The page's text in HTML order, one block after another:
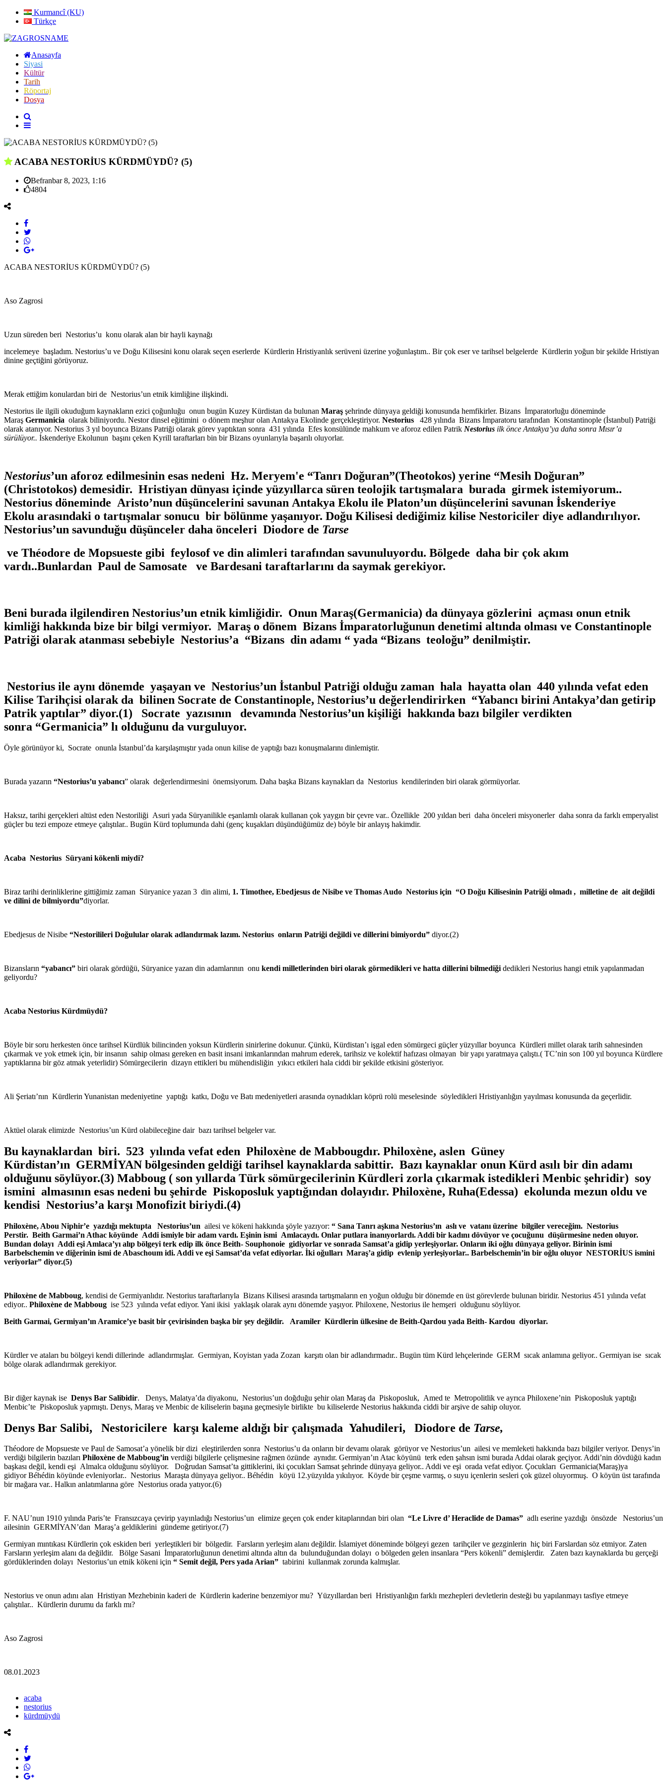
Kurmancî (KU)
Türkçe
Anasayfa
Siyasi
Kültür
Tarih
Röportaj
Dosya
ACABA NESTORİUS KÜRDMÜYDÜ? (5)
Befranbar 8, 2023, 1:16
4804
ACABA NESTORİUS KÜRDMÜYDÜ? (5)
Aso Zagrosi
Uzun süreden beri Nestorius’u konu olarak alan bir hayli kaynağı
incelemeye başladım. Nestorius’u ve Doğu Kilisesini konu olarak seçen eserlerde Kürdlerin Hristiyanlık serüveni üzerine yoğunlaştım.. Bir çok eser ve tarihsel belgelerde Kürdlerin yoğun bir şekilde Hristiyan
dinine geçtiğini görüyoruz.
Merak ettiğim konulardan biri de Nestorius’un etnik kimliğine ilişkindi.
Nestorius ile ilgili okuduğum kaynakların ezici çoğunluğu onun bugün Kuzey Kürdistan da bulunan Maraş şehrinde dünyaya geldiği konusunda hemfikirler. Bizans İmparatorluğu döneminde
Maraş Germanicia olarak biliniyordu. Nestor dinsel eğitimini o dönem meşhur olan Antakya Ekolinde gerçekleştiriyor. Nestorius 428 yılında Bizans İmparatoru tarafından Konstantinople (İstanbul) Patriği
olarak atanıyor. Nestorius 3 yıl boyunca Bizans Patriği olarak görev yaptıktan sonra 431 yılında Efes konsülünde mahkum ve aforoz edilen Patrik Nestorius ilk önce Antakya’ya daha sonra Mısır’a
sürülüyor.. İskenderiye Ekolunun başını çeken Kyrill taraftarları bin bir Bizans oyunlarıyla başarılı oluyorlar.
Nestorius’un aforoz edilmesinin esas nedeni Hz. Meryem'e “Tanrı Doğuran”(Theotokos) yerine “Mesih Doğuran”
(Christotokos) demesidir. Hristiyan dünyası içinde yüzyıllarca süren teolojik tartışmalara burada girmek istemiyorum..
Nestorius döneminde Aristo’nun düşüncelerini savunan Antakya Ekolu ile Platon’un düşüncelerini savunan İskenderiye
Ekolu arasındaki o tartışmalar sonucu bir bölünme yaşanıyor. Doğu Kilisesi dediğimiz kilise Nestoriciler diye adlandırılıyor.
Nestorius’un savunduğu düşünceler daha önceleri Diodore de Tarse
ve Théodore de Mopsueste gibi feylosof ve din alimleri tarafından savunuluyordu. Bölgede daha bir çok akım
vardı..Bunlardan Paul de Samosate ve Bardesani taraftarlarını da saymak gerekiyor.
Beni burada ilgilendiren Nestorius’un etnik kimliğidir. Onun Maraş(Germanicia) da dünyaya gözlerini açması onun etnik
kimliği hakkında bize bir bilgi vermiyor. Maraş o dönem Bizans İmparatorluğunun denetimi altında olması ve Constantinople
Patriği olarak atanması sebebiyle Nestorius’a “Bizans din adamı “ yada “Bizans teoloğu” denilmiştir.
Nestorius ile aynı dönemde yaşayan ve Nestorius’un İstanbul Patriği olduğu zaman hala hayatta olan 440 yılında vefat eden
Kilise Tarihçisi olarak da bilinen Socrate de Constantinople, Nestorius’u değerlendirirken “Yabancı birini Antakya’dan getirip
Patrik yaptılar” diyor.(1) Socrate yazısının devamında Nestorius’un kişiliği hakkında bazı bilgiler verdikten
sonra “Germanicia” lı olduğunu da vurguluyor.
Öyle görünüyor ki, Socrate onunla İstanbul’da karşılaşmıştır yada onun kilise de yaptığı bazı konuşmalarını dinlemiştir.
Burada yazarın “Nestorius’u yabancı” olarak değerlendirmesini önemsiyorum. Daha başka Bizans kaynakları da Nestorius kendilerinden biri olarak görmüyorlar.
Haksız, tarihi gerçekleri altüst eden Nestoriliği Asuri yada Süryanilikle eşanlamlı olarak kullanan çok yaygın bir çevre var.. Özellikle 200 yıldan beri daha önceleri misyonerler daha sonra da farklı emperyalist
güçler bu tezi empoze etmeye çalıştılar.. Bugün Kürd toplumunda dahi (genç kuşakları düşündüğümüz de) böyle bir anlayış hakimdir.
Acaba Nestorius Süryani kökenli miydi?
Biraz tarihi derinliklerine gittiğimiz zaman Süryanice yazan 3 din alimi, 1. Timothee, Ebedjesus de Nisibe ve Thomas Audo Nestorius için “O Doğu Kilisesinin Patriği olmadı , milletine de ait değildi
ve dilini de bilmiyordu”diyorlar.
Ebedjesus de Nisibe “Nestorilileri Doğulular olarak adlandırmak lazım. Nestorius onların Patriği değildi ve dillerini bimiyordu” diyor.(2)
Bizansların “yabancı” biri olarak gördüğü, Süryanice yazan din adamlarının onu kendi milletlerinden biri olarak görmedikleri ve hatta dillerini bilmediği dedikleri Nestorius hangi etnik yapılanmadan
geliyordu?
Acaba Nestorius Kürdmüydü?
Böyle bir soru herkesten önce tarihsel Kürdlük bilincinden yoksun Kürdlerin sinirlerine dokunur. Çünkü, Kürdistan’ı işgal eden sömürgeci güçler yüzyıllar boyunca Kürdleri millet olarak tarih sahnesinden
çıkarmak ve yok etmek için, bir insanın sahip olması gereken en basit insani imkanlarından mahrum ederek, tarihsiz ve kolektif hafızası olmayan bir yapı yaratmaya çalıştı.( TC’nin son 100 yıl boyunca Kürdlere
yaptıklarına bir göz atmak yeterlidir) Sömürgecilerin dizayn ettikleri bu mühendisliğin yıkıcı etkileri hala ciddi bir şekilde etkisini gösteriyor.
Ali Şeriatı’nın Kürdlerin Yunanistan medeniyetine yaptığı katkı, Doğu ve Batı medeniyetleri arasında oynadıkları köprü rolü meselesinde söyledikleri Hristiyanlığın yayılması konusunda da geçerlidir.
Aktüel olarak elimizde Nestorius’un Kürd olabileceğine dair bazı tarihsel belgeler var.
Bu kaynaklardan biri. 523 yılında vefat eden Philoxène de Mabbougdır. Philoxène, aslen Güney
Kürdistan’ın GERMİYAN bölgesinden geldiği tarihsel kaynaklarda sabittir. Bazı kaynaklar onun Kürd asılı bir din adamı
olduğunu söylüyor.(3) Mabboug ( son yıllarda Türk sömürgecilerinin Kürdleri zorla çıkarmak istedikleri Menbic şehridir) soy
ismini almasının esas nedeni bu şehirde Piskoposluk yaptığından dolayıdır. Philoxène, Ruha(Edessa) ekolunda mezun oldu ve
kendisi Nestorius’a karşı Monofizit biriydi.(4)
Philoxène, Abou Niphir’e yazdığı mektupta Nestorius’un ailesi ve kökeni hakkında şöyle yazıyor: “ Sana Tanrı aşkına Nestorius’ın aslı ve vatanı üzerine bilgiler vereceğim. Nestorius
Perstir. Beith Garmai’n Athac köyünde Addi ismiyle bir adam vardı. Eşinin ismi Amlacaydı. Onlar putlara inanıyorlardı. Addi bir kadını dövüyor ve çocuğunu düşürmesine neden oluyor.
Bundan dolayı Addi eşi Amlaca’yı alıp bölgeyi terk edip ilk önce Beith- Souphonoie gidiyorlar ve sonrada Samsat’a gidip yerleşiyorlar. Onların iki oğlu dünyaya geliyor. Birinin ismi
Barbelschemin ve diğerinin ismi de Abaschoum idi. Addi ve eşi Samsat’da vefat ediyorlar. İki oğulları Maraş’a gidip evlenip yerleşiyorlar.. Barbelschemin’in bir oğlu oluyor NESTORİUS ismini
veriyorlar” diyor.(5)
Philoxène de Mabboug, kendisi de Germiyanlıdır. Nestorius taraftarlarıyla Bizans Kilisesi arasında tartışmaların en yoğun olduğu bir dönemde en üst görevlerde bulunan biridir. Nestorius 451 yılında vefat
ediyor.. Philoxène de Mabboug ise 523 yılında vefat ediyor. Yani ikisi yaklaşık olarak aynı dönemde yaşıyor. Philoxene, Nestorius ile hemşeri olduğunu söylüyor.
Beith Garmai, Germiyan’ın Aramice’ye basit bir çevirisinden başka bir şey değildir. Aramiler Kürdlerin ülkesine de Beith-Qardou yada Beith- Kardou diyorlar.
Kürdler ve ataları bu bölgeyi kendi dillerinde adlandırmışlar. Germiyan, Koyistan yada Zozan karşıtı olan bir adlandırmadır.. Bugün tüm Kürd lehçelerinde GERM sıcak anlamına geliyor.. Germiyan ise sıcak
bölge olarak adlandırmak gerekiyor.
Bir diğer kaynak ise Denys Bar Salibidir. Denys, Malatya’da diyakonu, Nestorius’un doğduğu şehir olan Maraş da Piskoposluk, Amed te Metropolitlik ve ayrıca Philoxene’nin Piskoposluk yaptığı
Menbic’te Piskoposluk yapmıştı. Denys, Maraş ve Menbic de kiliselerin başına geçmesiyle birlikte bu kiliselerde Nestorius hakkında ciddi bir arşive de sahip oluyor.
Denys Bar Salibi, Nestoricilere karşı kaleme aldığı bir çalışmada Yahudileri, Diodore de Tarse,
Théodore de Mopsueste ve Paul de Samosat’a yönelik bir dizi eleştirilerden sonra Nestorius’u da onların bir devamı olarak görüyor ve Nestorius’un ailesi ve memleketi hakkında bazı bilgiler veriyor. Denys’in
verdiği bilgilerin bazıları Philoxène de Mabboug’in verdiği bilgilerle çelişmesine rağmen özünde aynıdır. Germiyan’ın Atac köyünü terk eden şahsın ismi burada Addai olarak geçiyor. Addi’nin dövdüğü kadın
başkası değil, kendi eşi Almalca olduğunu söylüyor. Doğrudan Samsat’ta gittiklerini, iki çocukları Samsat şehrinde dünyaya geliyor.. Addi ve eşi orada vefat ediyor. Çocukları Germanicia(Maraş)ya
gidiyor Béhédin köyünde evleniyorlar.. Nestorius Maraşta dünyaya geliyor.. Béhédin köyü 12.yüzyılda yıkılıyor. Köyde bir çeşme varmış, o suyu içenlerin sesleri çok güzel oluyormuş. O köyün üst tarafında
bir mağara var.. Halkın anlatımlarına göre Nestorius orada yatıyor.(6)
F. NAU’nun 1910 yılında Paris’te Fransızcaya çevirip yayınladığı Nestorius’un elimize geçen çok ender kitaplarından biri olan “Le Livre d’ Heraclide de Damas” adlı eserine yazdığı önsözde Nestorius’un
ailesinin GERMİYAN’dan Maraş’a geldiklerini gündeme getiriyor.(7)
Germiyan mıntıkası Kürdlerin çok eskiden beri yerleştikleri bir bölgedir. Farsların yerleşim alanı değildir. İslamiyet döneminde bölgeyi gezen tarihçiler ve gezginlerin hiç biri Farslardan söz etmiyor. Zaten
Farsların yerleşim alanı da değildir. Bölge Sasani İmparatorluğunun denetimi altında altın da bulunduğundan dolayı o bölgeden gelen insanlara “Pers kökenli” demişlerdir. Zaten bazı kaynaklarda bu gerçeği
gördüklerinden dolayı Nestorius’un etnik kökeni için “ Semit değil, Pers yada Arian” tabirini kullanmak zorunda kalmışlar.
Nestorius ve onun adını alan Hristiyan Mezhebinin kaderi de Kürdlerin kaderine benzemiyor mu? Yüzyıllardan beri Hristiyanlığın farklı mezhepleri devletlerin desteği bu yapılanmayı tasfiye etmeye
çalıştılar.. Kürdlerin durumu da farklı mı?
Aso Zagrosi
08.01.2023
acaba
nestorius
kürdmüydü